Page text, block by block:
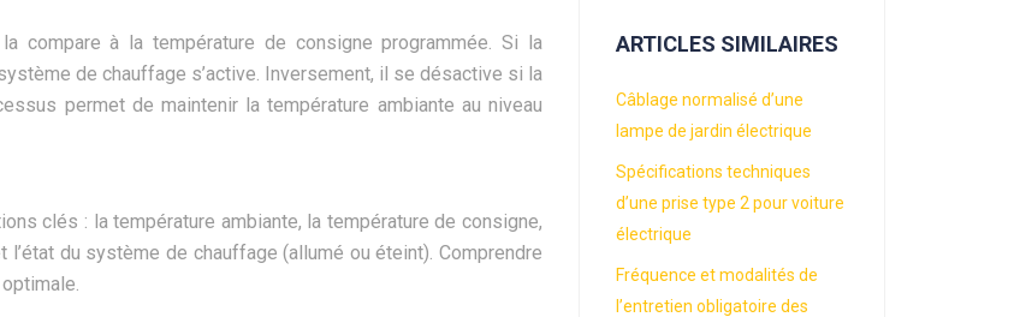
compare à la température de consigne programmée. Si la
de chauffage s’active. Inversement, il se désactive si la
permet de maintenir la température ambiante au niveau
clés : la température ambiante, la température de consigne,
du système de chauffage (allumé ou éteint). Comprendre
ARTICLES SIMILAIRES
Câblage normalisé d’une
lampe de jardin électrique
Spécifications techniques
d’une prise type 2 pour voiture
électrique
Fréquence et modalités de
l’entretien obligatoire des